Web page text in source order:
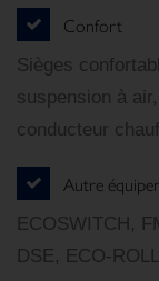
Confort
Sièges
suspension à
conducteur
Autre
ECOSWITCH,
DSE, ECO-ROLL